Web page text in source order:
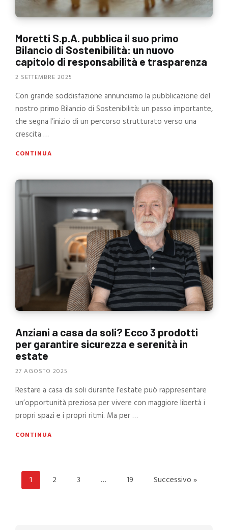
Moretti S.p.A. pubblica il suo primo
Bilancio di Sostenibilità: un nuovo
capitolo di responsabilità e trasparenza
2 SETTEMBRE 2025
Con grande soddisfazione annunciamo la pubblicazione del
nostro primo Bilancio di Sostenibilità: un passo importante,
che segna l’inizio di un percorso strutturato verso una
crescita …
CONTINUA
Anziani a casa da soli? Ecco 3 prodotti
per garantire sicurezza e serenità in
estate
27 AGOSTO 2025
Restare a casa da soli durante l’estate può rappresentare
un’opportunità preziosa per vivere con maggiore libertà i
propri spazi e i propri ritmi. Ma per …
CONTINUA
1 2 3 … 19 Successivo »